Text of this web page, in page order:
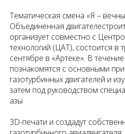
Тематическая смена «Я –
Объединенная
организует совместно с
технологий (ЦАТ), состоится в
сентябре в «Артеке». В
познакомятся с основными
газотурбинных двигателей и
затем под руководством
азы
3D-печати и создадут